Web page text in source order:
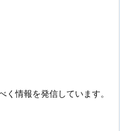
情報を発信しています。